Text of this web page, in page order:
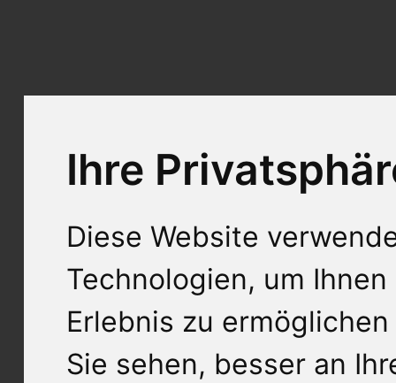
Ihre
Diese Website
Technologien, um
Erlebnis zu
Sie sehen, besser an